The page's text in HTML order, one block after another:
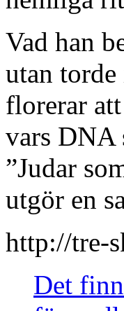
Vad han
utan
florerar
vars DNA
”Judar
utgör en
http://tre-
Det